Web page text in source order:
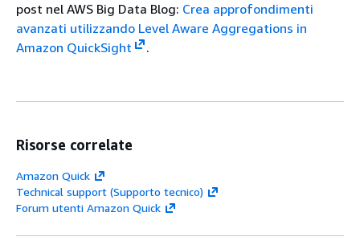
post nel AWS Big Data Blog: Crea approfondimenti
avanzati utilizzando Level Aware Aggregations in
Amazon QuickSight
.
Risorse correlate
Amazon Quick
Technical support (Supporto tecnico)
Forum utenti Amazon Quick